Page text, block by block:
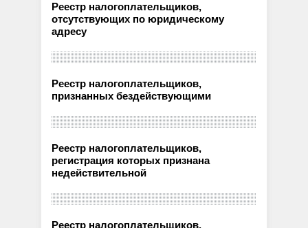
Реестр налогоплательщиков,
отсутствующих по юридическому
адресу
Реестр налогоплательщиков,
признанных бездействующими
Реестр налогоплательщиков,
регистрация которых признана
недействительной
Реестр налогоплательщиков,